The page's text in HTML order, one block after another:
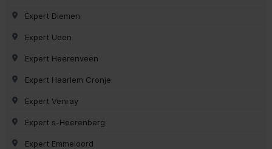
Expert Diemen
Expert Uden
Expert Heerenveen
Expert Haarlem Cronje
Expert Venray
Expert s-Heerenberg
Expert Emmeloord